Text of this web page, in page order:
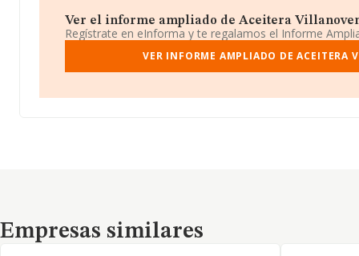
Ver el informe ampliado de Aceitera
Regístrate en eInforma y te regalamos el Informe
VER INFORME AMPLIADO DE ACEITERA
Empresas similares
Empresas similares